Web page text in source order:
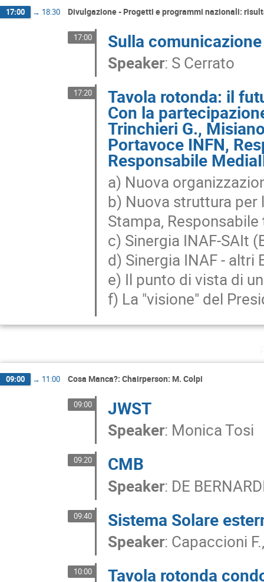
17:00 → 18:30 Divulgazione - Progetti e programmi nazionali:
17:00 Sulla
Speaker: S Cerrato
17:20 Tavola rotonda: il
Con la
Trinchieri G.,
Portavoce INFN,
Responsabile
a) Nuova
b) Nuova struttura
Stampa,
c) Sinergia INAF-SAIt
d) Sinergia INAF - altri
e) Il punto di vista di
f) La "visione" del
09:00 → 11:00 Cosa Manca?: Chairperson: M. Colpi
09:00 JWST
Speaker: Monica Tosi
09:20 CMB
Speaker: DE
09:40 Sistema Solare
Speaker: Capaccioni
10:00 Tavola rotonda